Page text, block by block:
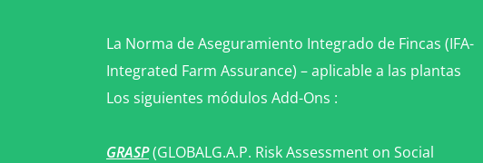
La Norma de Aseguramiento Integrado de Fincas (IFA-
Integrated Farm Assurance) – aplicable a las plantas
Los siguientes módulos Add-Ons :
GRASP(GLOBALG.A.P. Risk Assessment on Social